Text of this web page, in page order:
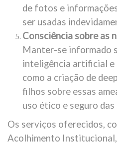
de fotos e
ser usadas
Consciência sobre as
Manter-se informado
inteligência artificial e
como a criação de
filhos sobre essas
uso ético e seguro
Os serviços oferecidos,
Acolhimento